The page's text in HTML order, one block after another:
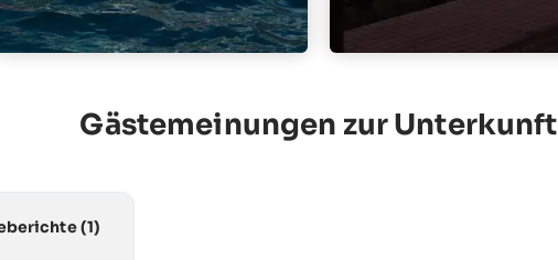
Gästemeinungen zur Unterkunft
(1)